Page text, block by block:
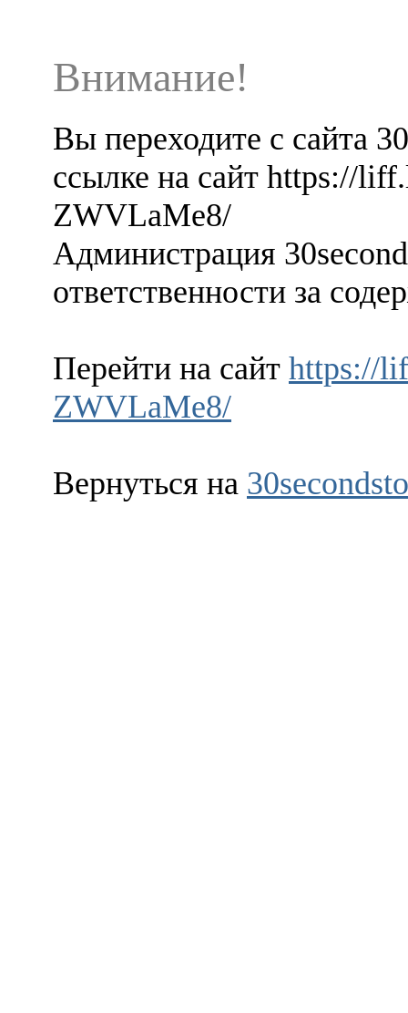
Внимание!
Вы переходите с сайта
ссылке на сайт https://
ZWVLaMe8/
Администрация
ответственности за
Перейти на сайт https://
ZWVLaMe8/
Вернуться на